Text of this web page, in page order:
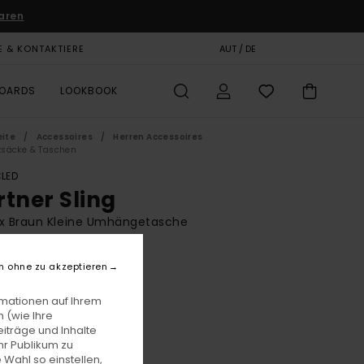
& KONTAKTIERE AUT / DE
LOOKBOOK
Accessoires
Herren Accessoires
& Taschen
Sling
Braun Kleine Umhängetasche
RABATT EXTRA 25 %
auf Ihrem
(wie Ihre
und Inhalte
Publikum zu
so einstellen,
ohne zu akzeptieren